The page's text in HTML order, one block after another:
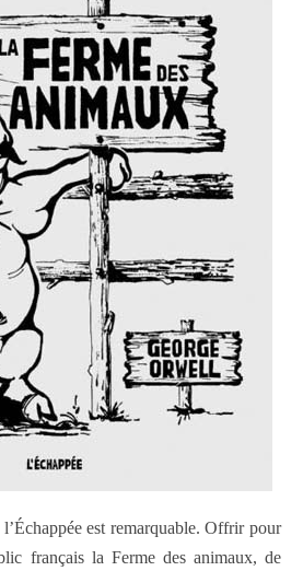
est remarquable. Offrir pour
français la Ferme des animaux, de